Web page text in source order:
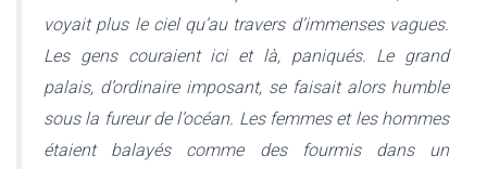
voyait plus le ciel qu’au travers d’immenses vagues.
Les gens couraient ici et là, paniqués. Le grand
palais, d’ordinaire imposant, se faisait alors humble
sous la fureur de l’océan. Les femmes et les hommes
étaient balayés comme des fourmis dans un